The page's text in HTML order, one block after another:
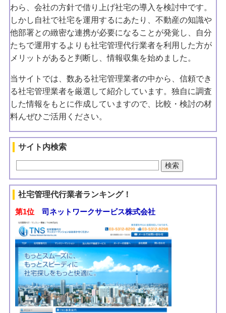
わら、会社の方針で借り上げ社宅の導入を検討中です。
しかし自社で社宅を運用するにあたり、不動産の知識や
他部署との緻密な連携が必要になることが発覚し、自分
たちで運用するよりも社宅管理代行業者を利用した方が
メリットがあると判断し、情報収集を始めました。
当サイトでは、数ある社宅管理業者の中から、信頼でき
る社宅管理業者を厳選して紹介しています。独自に調査
した情報をもとに作成していますので、比較・検討の材
料んぜひご活用ください。
サイト内検索
社宅管理代行業者ランキング！
第1位 司ネットワークサービス株式会社